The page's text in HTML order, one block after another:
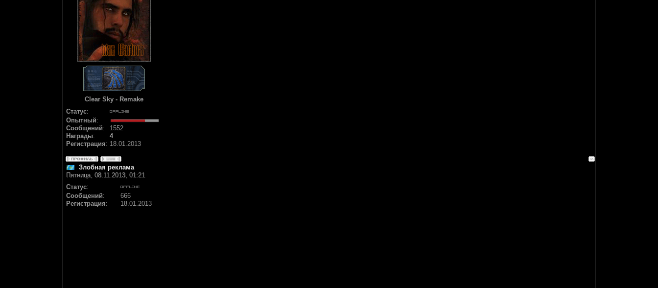
Clear Sky - Remake
Статус:
Опытный:
Сообщений:
1552
Награды:
4
Регистрация: 18.01.2013
Злобная реклама
Пятница, 08.11.2013, 01:21
Статус:
Сообщений:
666
Регистрация: 18.01.2013